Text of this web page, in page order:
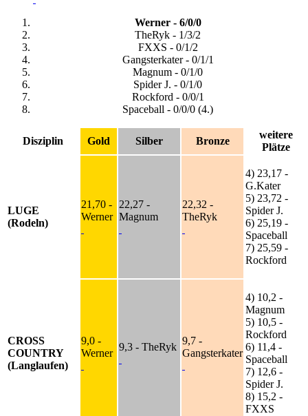
Werner - 6/0/0
TheRyk - 1/3/2
FXXS - 0/1/2
Gangsterkater - 0/1/1
Magnum - 0/1/0
Spider J. - 0/1/0
Rockford - 0/0/1
Spaceball - 0/0/0 (4.)
Disziplin Gold Silber Bronze
weitere
Plätze
LUGE
(Rodeln)
21,70 -
Werner
22,27 -
Magnum
22,32 -
TheRyk
4) 23,17 -
G.Kater
5) 23,72 -
Spider J.
6) 25,19 -
Spaceball
7) 25,59 -
Rockford
CROSS
COUNTRY
(Langlaufen)
9,0 -
Werner
9,3 - TheRyk
9,7 -
Gangsterkater
4) 10,2 -
Magnum
5) 10,5 -
Rockford
6) 11,4 -
Spaceball
7) 12,6 -
Spider J.
8) 15,2 -
FXXS